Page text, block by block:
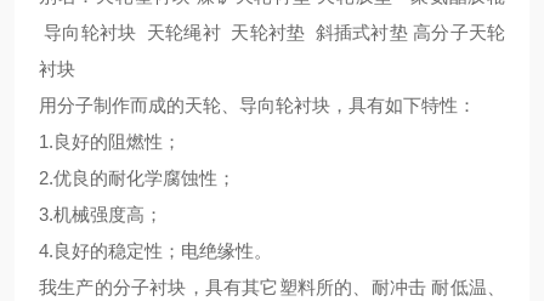
导向轮衬块 天轮绳衬 天轮衬垫 斜插式衬垫 高分子天轮
衬块
用分子制作而成的天轮、导向轮衬块，具有如下特性：
1.良好的阻燃性；
2.优良的耐化学腐蚀性；
3.机械强度高；
4.良好的稳定性；电绝缘性。
我生产的分子衬块，具有其它塑料所的、耐冲击 耐低温、